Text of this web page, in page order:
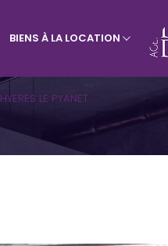
Appartement
BIENS À LA LOCATION
HYERES LE PYANET